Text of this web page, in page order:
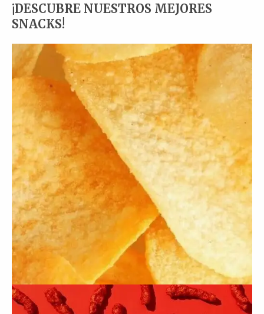
¡DESCUBRE NUESTROS MEJORES
SNACKS!